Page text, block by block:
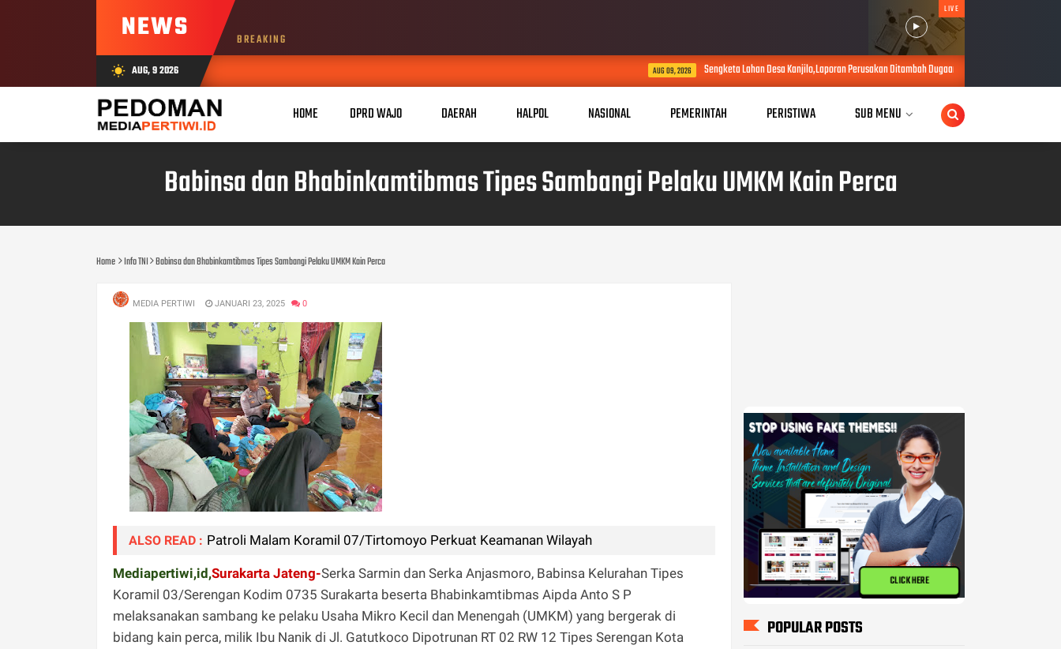
NEWS BREAKING
LIVE
wb_sunny AUG, 9 2026 Sengketa Lahan Desa Kanjilo,Laporan Perusakan Ditambah Dugaan Pemalsuan Dokumen, 4 Ahli Waris Laporan
HOME DPRD WAJO DAERAH HALPOL NASIONAL PEMERINTAH PERISTIWA SUB MENU
Babinsa dan Bhabinkamtibmas Tipes Sambangi Pelaku UMKM Kain Perca
Home Info TNI Babinsa dan Bhabinkamtibmas Tipes Sambangi Pelaku UMKM Kain Perca
MEDIA PERTIWI JANUARI 23, 2025 0
ALSO READ : Patroli Malam Koramil 07/Tirtomoyo Perkuat Keamanan Wilayah
Mediapertiwi,id,Surakarta Jateng-Serka Sarmin dan Serka Anjasmoro, Babinsa Kelurahan Tipes
Koramil 03/Serengan Kodim 0735 Surakarta beserta Bhabinkamtibmas Aipda Anto S P
melaksanakan sambang ke pelaku Usaha Mikro Kecil dan Menengah (UMKM) yang bergerak di
bidang kain perca, milik Ibu Nanik di Jl. Gatutkoco Dipotrunan RT 02 RW 12 Tipes Serengan Kota
CLICK HERE
POPULAR POSTS